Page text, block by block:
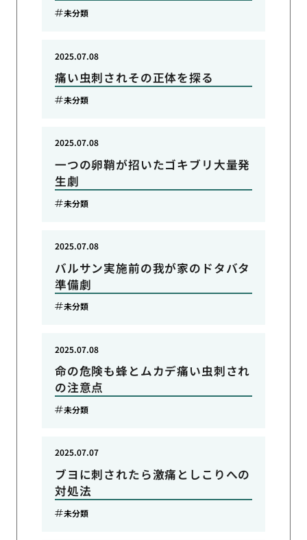
未分類
痛い虫刺されその正体を探る
2025.07.08
未分類
一つの卵鞘が招いたゴキブリ大量発
生劇
2025.07.08
未分類
バルサン実施前の我が家のドタバタ
準備劇
2025.07.08
未分類
命の危険も蜂とムカデ痛い虫刺され
の注意点
2025.07.08
未分類
ブヨに刺されたら激痛としこりへの
対処法
2025.07.07
未分類